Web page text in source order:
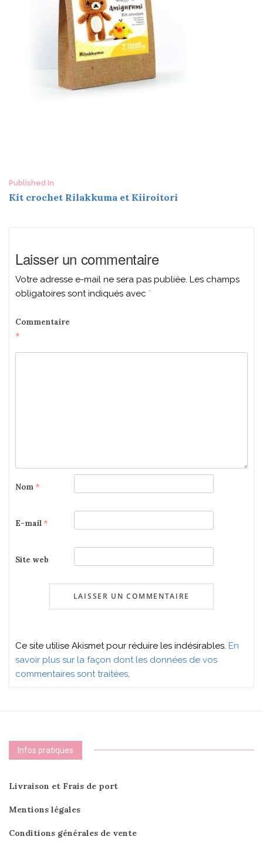
Post
Published In
Kit crochet Rilakkuma et Kiiroitori
Laisser un commentaire
Votre adresse e-mail ne sera pas publiée. Les champs
obligatoires sont indiqués avec *
Commentaire
*
Nom *
E-mail *
Site web
Ce site utilise Akismet pour réduire les indésirables. En
savoir plus sur la façon dont les données de vos
commentaires sont traitées.
Infos pratiques
Livraison et Frais de port
Mentions légales
Conditions générales de vente